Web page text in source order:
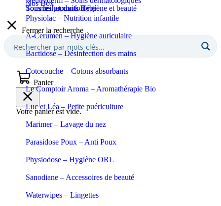
Sommeil et confort
Tous les produits Bébé
Tous les produits Hygiène et beauté
Physiolac – Nutrition infantile
A-Cerumen – Hygiène auriculaire
Bactidose – Désinfection des mains
Cotocouche – Cotons absorbants
Le Comptoir Aroma – Aromathérapie Bio
Luc et Léa – Petite puériculture
Marimer – Lavage du nez
Parasidose Poux – Anti Poux
Physiodose – Hygiène ORL
Sanodiane – Accessoires de beauté
Waterwipes – Lingettes
Nos Box
Fermer la recherche
Panier
Votre panier est vide.